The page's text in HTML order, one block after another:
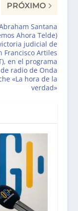
PRÓXIMO
Santana
Ahora Telde)
judicial de
Francisco Artiles
en el programa
de radio de Onda
«La hora de la
verdad»